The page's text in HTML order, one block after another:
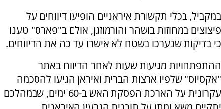
במקביל, בכלי תקשורת איראניים הופיעו דיווחים על
פיצוצים במחוזות בושהר והורמוזגן, אולם ב"פארס" טענו
כי בדיקות שנערכו בשטח לא אישרו עד כה את הדיווחים.
ההתפתחויות מגיעות שעות לאחר הדיווח באתר
"אקסיוס" שלפיו ארצות הברית ואיראן הגיעו להסכמה
עקרונית על הארכת הפסקת האש ב-60 ימים, שבמהלכם